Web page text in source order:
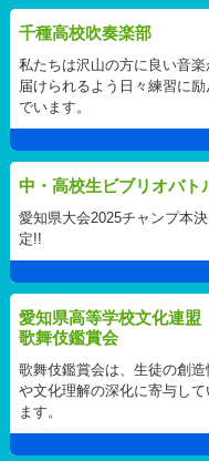
千種高校吹奏楽部
私たちは沢山の方に良い音楽
届けられるよう日々練習に励
でいます。
中・高校生ビブリオバト
愛知県大会2025チャンプ本決
定!!
愛知県高等学校文化連盟
歌舞伎鑑賞会
歌舞伎鑑賞会は、生徒の創造
や文化理解の深化に寄与して
ます。